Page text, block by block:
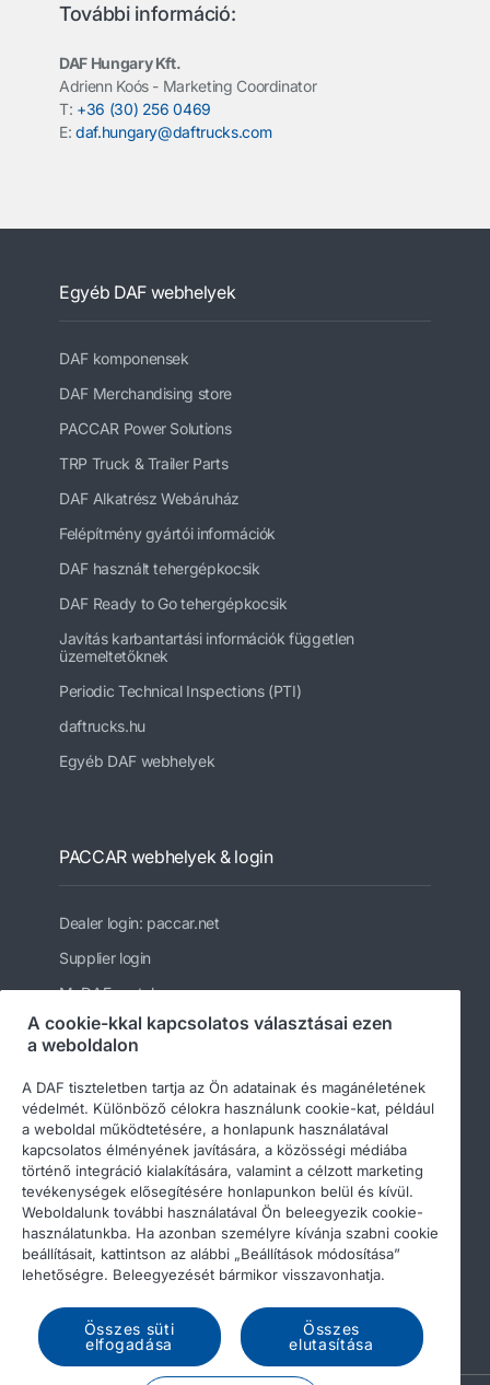
További információ:
DAF Hungary Kft.
Adrienn Koós - Marketing Coordinator
T: +36 (30) 256 0469
E: daf.hungary@daftrucks.com
Egyéb DAF webhelyek
DAF komponensek
DAF Merchandising store
PACCAR Power Solutions
TRP Truck & Trailer Parts
DAF Alkatrész Webáruház
Felépítmény gyártói információk
DAF használt tehergépkocsik
DAF Ready to Go tehergépkocsik
Javítás karbantartási információk független
üzemeltetőknek
Periodic Technical Inspections (PTI)
daftrucks.hu
Egyéb DAF webhelyek
PACCAR webhelyek & login
Dealer login: paccar.net
Supplier login
MyDAF portal
PACCAR
Peterbilt
Leyland Trucks Ltd
© 2026 DAF Legal notice
Privacy statement
General conditions
DAF and cookies
A cookie-kkal kapcsolatos választásai ezen
a weboldalon
A DAF tiszteletben tartja az Ön adatainak és magánéletének
védelmét. Különböző célokra használunk cookie-kat, például
a weboldal működtetésére, a honlapunk használatával
kapcsolatos élményének javítására, a közösségi médiába
történő integráció kialakítására, valamint a célzott marketing
tevékenységek elősegítésére honlapunkon belül és kívül.
Weboldalunk további használatával Ön beleegyezik cookie-
használatunkba. Ha azonban személyre kívánja szabni cookie
beállításait, kattintson az alábbi „Beállítások módosítása”
lehetőségre. Beleegyezését bármikor visszavonhatja.
Összes süti
elfogadása
Összes
elutasítása